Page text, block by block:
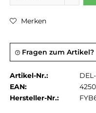
Merken
Fragen zum Artikel?
Artikel-Nr.:
EAN:
Hersteller-Nr.: